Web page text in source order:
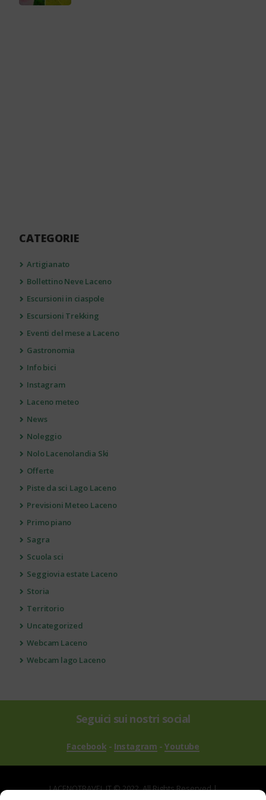
CATEGORIE
Artigianato
Bollettino Neve Laceno
Escursioni in ciaspole
Escursioni Trekking
Eventi del mese a Laceno
Gastronomia
Info bici
Instagram
Laceno meteo
News
Noleggio
Nolo Lacenolandia Ski
Offerte
Piste da sci Lago Laceno
Previsioni Meteo Laceno
Primo piano
Sagra
Scuola sci
Seggiovia estate Laceno
Storia
Territorio
Uncategorized
Webcam Laceno
Webcam lago Laceno
Seguici sui nostri social
Facebook - Instagram -Youtube
LACENOTRAVEL.IT © 2022. All Rights Reserved |